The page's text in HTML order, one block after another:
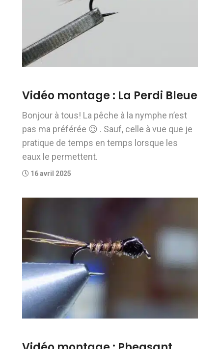
Vidéo montage : La Perdi Bleue
Bonjour à tous! La pêche à la nymphe n’est
pas ma préférée 😉 . Sauf, celle à vue que je
pratique de temps en temps lorsque les
eaux le permettent.
16 avril 2025